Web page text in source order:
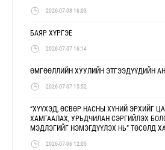
2026-07-08 16:03
БАЯР ХҮРГЭЕ
2026-07-07 16:14
ӨМГӨӨЛЛИЙН ХУУЛИЙН ЭТГЭЭДҮҮДИЙН
2026-07-07 15:52
“ХҮҮХЭД, ӨСВӨР НАСНЫ ХҮНИЙ ЭРХИЙГ
ХАМГААЛАХ, УРЬДЧИЛАН СЭРГИЙЛЭХ
МЭДЛЭГИЙГ НЭМЭГДҮҮЛЭХ НЬ” ТӨСӨЛД
2026-07-06 12:05